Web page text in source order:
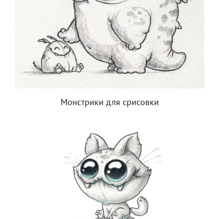
Монстрики для срисовки